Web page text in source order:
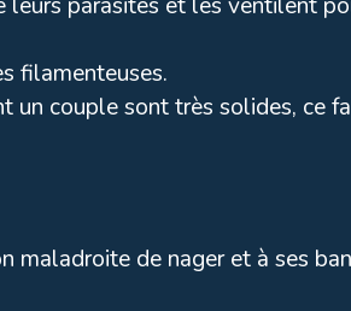
parasites et les ventilent
filamenteuses.
un couple sont très solides, ce
de nager et à ses